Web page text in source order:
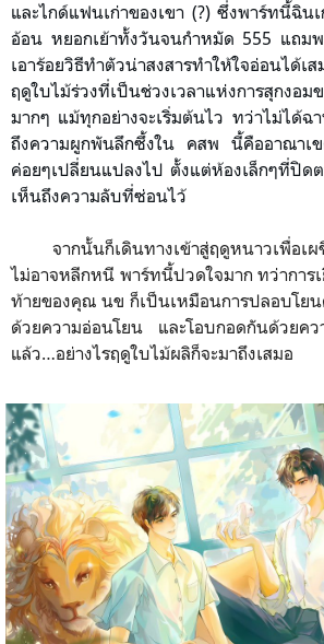
และไกด์แฟนเก่าของเขา (?) ซึ่งพาร์ทนี้ฉิน
อ้อน หยอกเย้าทั้งวันจนกำหมัด 555 แถมพ
เอาร้อยวิธีทำตัวน่าสงสารทำให้ใจอ่อนได้เส
ฤดูใบไม้ร่วงที่เป็นช่วงเวลาแห่งการสุกงอม
มากๆ แม้ทุกอย่างจะเริ่มต้นไว ทว่าไม่ได้ฉ
ถึงความผูกพันลึกซึ้งใน คสพ นี้คืออาณาเข
ค่อยๆเปลี่ยนแปลงไป ตั้งแต่ห้องเล็กๆที่ปิด
เห็นถึงความลับที่ซ่อนไว้
จากนั้นก็เดินทางเข้าสู่ฤดูหนาวเพื่อเผ
ไม่อาจหลีกหนี พาร์ทนี้ปวดใจมาก ทว่าการ
ท้ายของคุณ นข ก็เป็นเหมือนการปลอบโย
ด้วยความอ่อนโยน และโอบกอดกันด้วยคว
แล้ว…อย่างไรฤดูใบไม้ผลิก็จะมาถึงเสมอ